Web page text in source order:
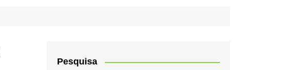
Pesquisa